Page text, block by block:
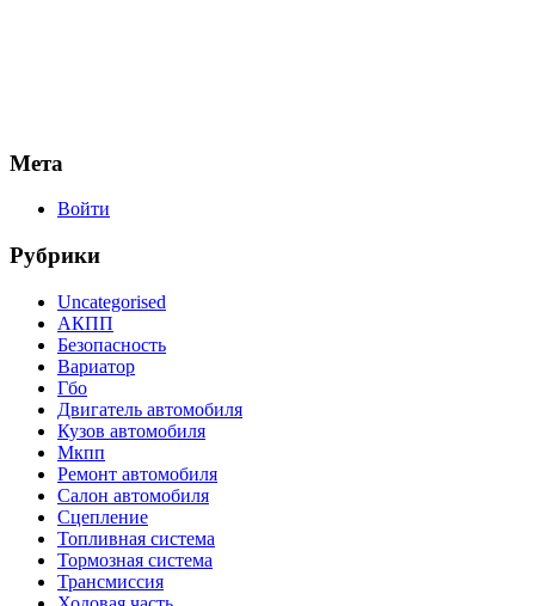
Мета
Войти
Рубрики
Uncategorised
АКПП
Безопасность
Вариатор
Гбо
Двигатель автомобиля
Кузов автомобиля
Мкпп
Ремонт автомобиля
Салон автомобиля
Сцепление
Топливная система
Тормозная система
Трансмиссия